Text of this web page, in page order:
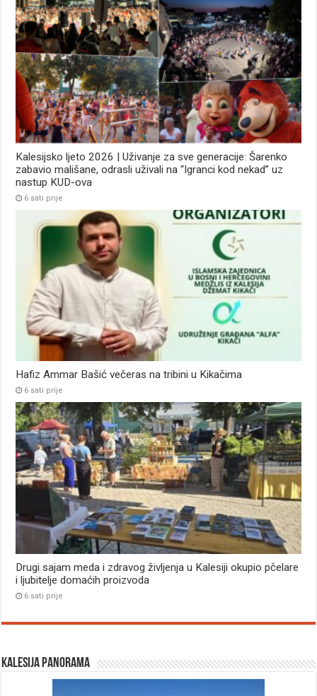
Kalesijsko ljeto 2026 | Uživanje za sve generacije: Šarenko
zabavio mališane, odrasli uživali na “Igranci kod nekad” uz
nastup KUD-ova
6 sati prije
Hafiz Ammar Bašić večeras na tribini u Kikačima
6 sati prije
Drugi sajam meda i zdravog življenja u Kalesiji okupio pčelare
i ljubitelje domaćih proizvoda
6 sati prije
Kalesija panorama